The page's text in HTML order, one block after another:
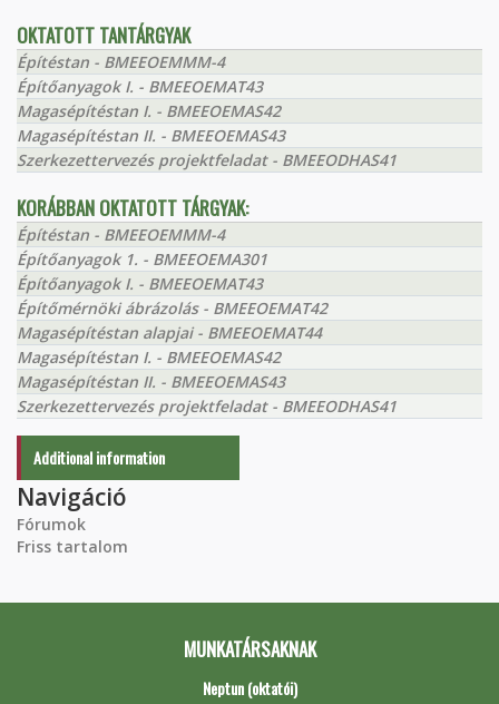
OKTATOTT TANTÁRGYAK
Építéstan - BMEEOEMMM-4
Építőanyagok I. - BMEEOEMAT43
Magasépítéstan I. - BMEEOEMAS42
Magasépítéstan II. - BMEEOEMAS43
Szerkezettervezés projektfeladat - BMEEODHAS41
KORÁBBAN OKTATOTT TÁRGYAK:
Építéstan - BMEEOEMMM-4
Építőanyagok 1. - BMEEOEMA301
Építőanyagok I. - BMEEOEMAT43
Építőmérnöki ábrázolás - BMEEOEMAT42
Magasépítéstan alapjai - BMEEOEMAT44
Magasépítéstan I. - BMEEOEMAS42
Magasépítéstan II. - BMEEOEMAS43
Szerkezettervezés projektfeladat - BMEEODHAS41
Additional information
Navigáció
Fórumok
Friss tartalom
MUNKATÁRSAKNAK
Neptun (oktatói)